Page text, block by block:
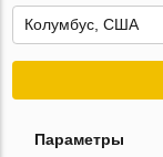
Параметры